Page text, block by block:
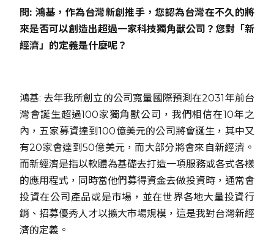
問: 鴻基，作為台灣新創推手，您認為台灣在不久的將
來是否可以創造出超過一家科技獨角獸公司？您對「新
經濟」的定義是什麼呢？
鴻基: 去年我所創立的公司寬量國際預測在2031年前台
灣會誕生超過100家獨角獸公司，我們相信在10年之
內，五家募資達到100億美元的公司將會誕生，其中又
有20家會達到50億美元，而大部分將會來自新經濟。
而新經濟是指以軟體為基礎去打造一項服務或各式各樣
的應用程式，同時當他們募得資金去做投資時，通常會
投資在公司產品或是市場，並在世界各地大量投資行
銷、招募優秀人才以擴大市場規模，這是我對台灣新經
濟的定義。